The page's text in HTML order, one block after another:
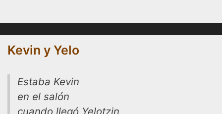
Kevin y Yelo
Estaba Kevin
en el salón
cuando llegó Yelotzin